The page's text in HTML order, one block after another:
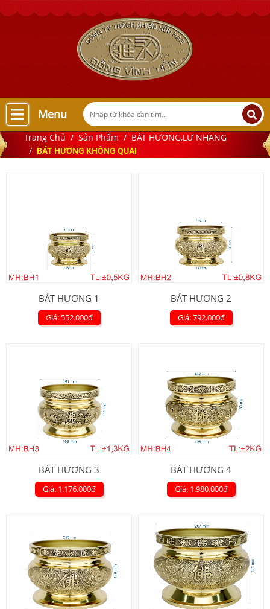
Menu
Trang Chủ Sản Phẩm BÁT HƯƠNG,LƯ NHANG
BÁT HƯƠNG KHÔNG QUAI
BÁT HƯƠNG 1
Giá: 552.000đ
BÁT HƯƠNG 2
Giá: 792.000đ
BÁT HƯƠNG 3
Giá: 1.176.000đ
BÁT HƯƠNG 4
Giá: 1.980.000đ